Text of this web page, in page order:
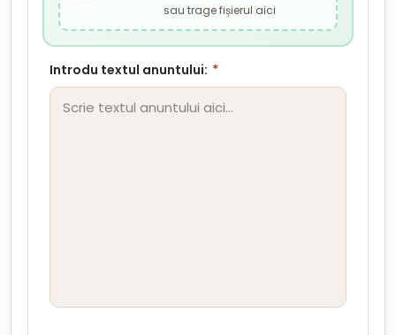
sau trage fișierul aici
Introdu textul anuntului: *